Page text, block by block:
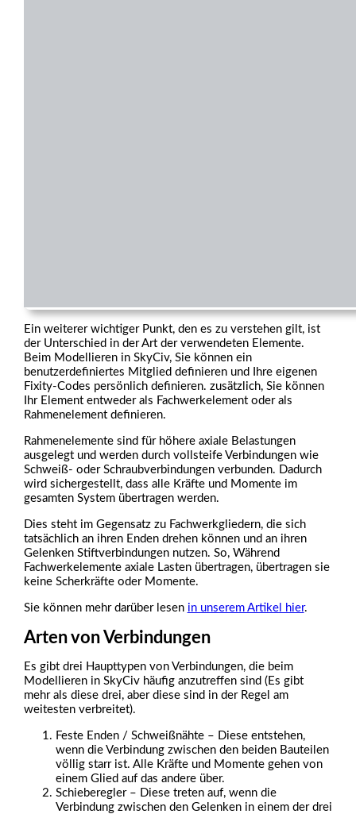
Ein weiterer wichtiger Punkt, den es zu verstehen gilt, ist
der Unterschied in der Art der verwendeten Elemente.
Beim Modellieren in SkyCiv, Sie können ein
benutzerdefiniertes Mitglied definieren und Ihre eigenen
Fixity-Codes persönlich definieren. zusätzlich, Sie können
Ihr Element entweder als Fachwerkelement oder als
Rahmenelement definieren.
Rahmenelemente sind für höhere axiale Belastungen
ausgelegt und werden durch vollsteife Verbindungen wie
Schweiß- oder Schraubverbindungen verbunden. Dadurch
wird sichergestellt, dass alle Kräfte und Momente im
gesamten System übertragen werden.
Dies steht im Gegensatz zu Fachwerkgliedern, die sich
tatsächlich an ihren Enden drehen können und an ihren
Gelenken Stiftverbindungen nutzen. So, Während
Fachwerkelemente axiale Lasten übertragen, übertragen sie
keine Scherkräfte oder Momente.
Sie können mehr darüber lesen in unserem Artikel hier.
Arten von Verbindungen
Es gibt drei Haupttypen von Verbindungen, die beim
Modellieren in SkyCiv häufig anzutreffen sind (Es gibt
mehr als diese drei, aber diese sind in der Regel am
weitesten verbreitet).
Feste Enden / Schweißnähte – Diese entstehen,
wenn die Verbindung zwischen den beiden Bauteilen
völlig starr ist. Alle Kräfte und Momente gehen von
einem Glied auf das andere über.
Schieberegler – Diese treten auf, wenn die
Verbindung zwischen den Gelenken in einem der drei